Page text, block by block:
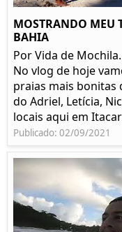
MOSTRANDO MEU
BAHIA
Por Vida de
No vlog de hoje
praias mais bonitas
do Adriel, Letícia,
locais aqui em
Publicado: 02/09/2021